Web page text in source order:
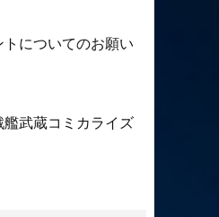
トについてのお願い
艦武蔵コミカライズ